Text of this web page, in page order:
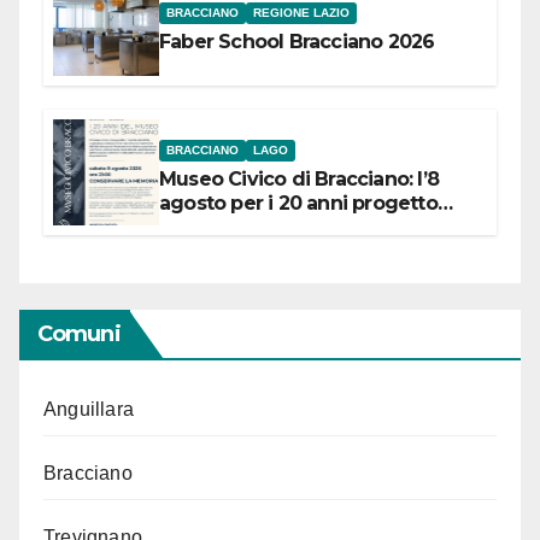
BRACCIANO REGIONE LAZIO
Faber School Bracciano 2026
BRACCIANO LAGO
Museo Civico di Bracciano: l’8
agosto per i 20 anni progetto
Comuni
Anguillara
Bracciano